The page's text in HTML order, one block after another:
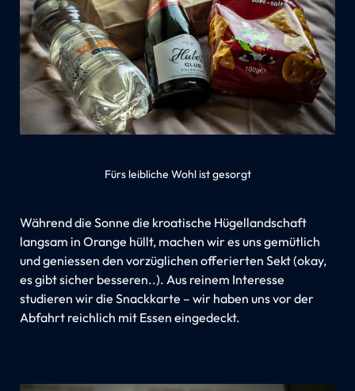
Fürs leibliche Wohl ist gesorgt
Während die Sonne die kroatische Hügellandschaft
langsam in Orange hüllt, machen wir es uns gemütlich
und geniessen den vorzüglichen offerierten Sekt (okay,
es gibt sicher besseren..). Aus reinem Interesse
studieren wir die Snackkarte – wir haben uns vor der
Abfahrt reichlich mit Essen eingedeckt.